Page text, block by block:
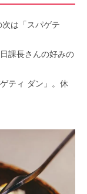
は「スパゲテ
課長さんの好みの
ティ ダン」。休